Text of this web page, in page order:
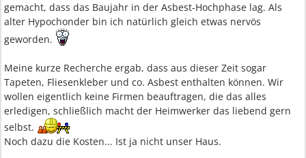
gemacht, dass das Baujahr in der Asbest-Hochphase lag. Als
alter Hypochonder bin ich natürlich gleich etwas nervös
geworden.
Meine kurze Recherche ergab, dass aus dieser Zeit sogar
Tapeten, Fliesenkleber und co. Asbest enthalten können. Wir
wollen eigentlich keine Firmen beauftragen, die das alles
erledigen, schließlich macht der Heimwerker das liebend gern
selbst.
Noch dazu die Kosten... Ist ja nicht unser Haus.